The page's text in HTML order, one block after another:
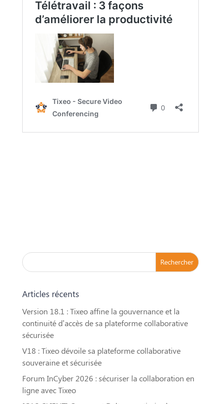
Articles récents
Version 18.1 : Tixeo affine la gouvernance et la
continuité d’accès de sa plateforme collaborative
sécurisée
V18 : Tixeo dévoile sa plateforme collaborative
souveraine et sécurisée
Forum InCyber 2026 : sécuriser la collaboration en
ligne avec Tixeo